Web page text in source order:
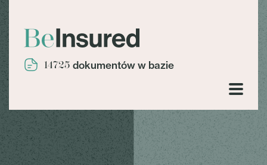
14725 dokumentów w bazie